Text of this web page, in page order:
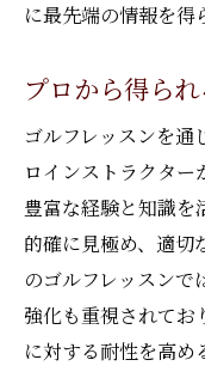
に最先端の情報を得
プロから得ら
ゴルフレッスンを
ロインストラクタ
豊富な経験と知識を
的確に見極め、適切
のゴルフレッスンで
強化も重視されてお
に対する耐性を高め